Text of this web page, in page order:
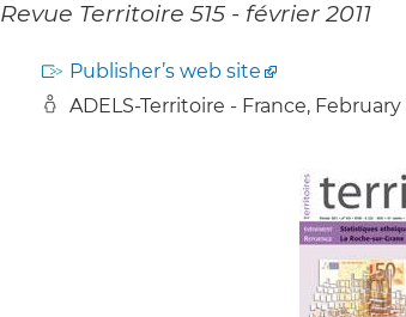
Revue Territoire 515 - février 2011
Publisher’s web site
ADELS-Territoire - France, February